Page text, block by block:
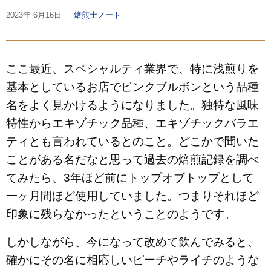
2023年 6月16日 焙煎士ノート
ここ最近、スペシャルティ業界で、特に浅煎りを
基本としているお店でピンクブルボンという品種
名をよく見かけるようになりました。独特な風味
特性からエキゾチック品種、エキゾチックバラエ
ティとも言われているとのこと。どこかで聞いた
ことがある名だなと思って過去の焙煎記録を調べ
てみたら、 3年ほど前にトップオブトップとして
一ヶ月間ほど使用していました。つまりそれほど
印象に残らなかったということのようです。
しかしながら、今になって改めて飲んでみると、
確かにその名に相応しいピーチやライチのような